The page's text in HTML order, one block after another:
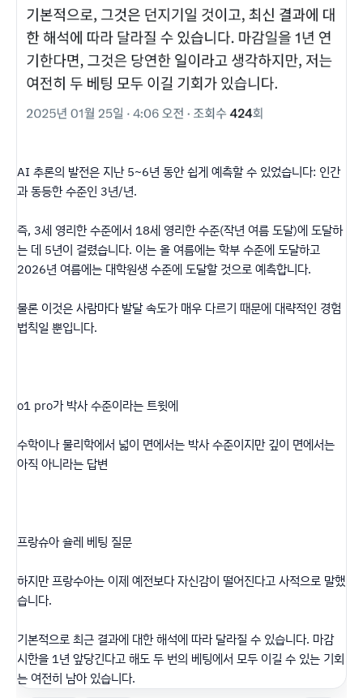
AI 추론의 발전은 지난 5~6년 동안 쉽게 예측할 수 있었습니다: 인간
과 동등한 수준인 3년/년.
즉, 3세 영리한 수준에서 18세 영리한 수준(작년 여름 도달)에 도달하
는 데 5년이 걸렸습니다. 이는 올 여름에는 학부 수준에 도달하고
2026년 여름에는 대학원생 수준에 도달할 것으로 예측합니다.
물론 이것은 사람마다 발달 속도가 매우 다르기 때문에 대략적인 경험
법칙일 뿐입니다.
o1 pro가 박사 수준이라는 트윗에
수학이나 물리학에서 넓이 면에서는 박사 수준이지만 깊이 면에서는
아직 아니라는 답변
프랑슈아 숄레 베팅 질문
하지만 프랑수아는 이제 예전보다 자신감이 떨어진다고 사적으로 말했
습니다.
기본적으로 최근 결과에 대한 해석에 따라 달라질 수 있습니다. 마감
시한을 1년 앞당긴다고 해도 두 번의 베팅에서 모두 이길 수 있는 기회
는 여전히 남아 있습니다.